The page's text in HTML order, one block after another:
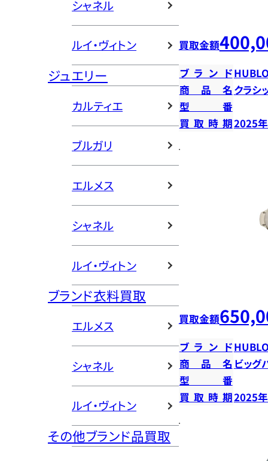
シャネル
ルイ・ヴィトン
ジュエリー
カルティエ
ブルガリ
エルメス
シャネル
ルイ・ヴィトン
ブランド衣料買取
エルメス
シャネル
ルイ・ヴィトン
その他ブランド品買取
買取金額
ブランド
商品名 クラシ
型番
買取時期2025
買取金額
ブランド
商品名 ビッグ
型番
買取時期2025